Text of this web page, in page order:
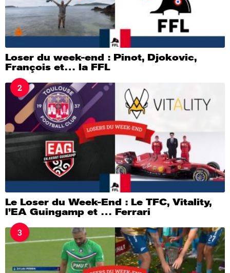
Loser du week-end : Pinot, Djokovic,
François et… la FFL
2
Le Loser du Week-End : Le TFC, Vitality,
l’EA Guingamp et … Ferrari
3